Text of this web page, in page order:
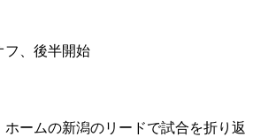
フ、後半開始
ームの新潟のリードで試合を折り返